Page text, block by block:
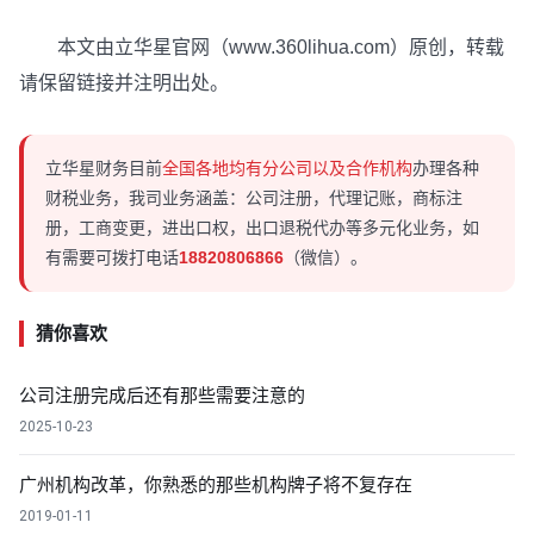
本文由立华星官网（www.360lihua.com）原创，转载
请保留链接并注明出处。
立华星财务目前全国各地均有分公司以及合作机构办理各种
财税业务，我司业务涵盖：公司注册，代理记账，商标注
册，工商变更，进出口权，出口退税代办等多元化业务，如
有需要可拨打电话18820806866 （微信）。
猜你喜欢
公司注册完成后还有那些需要注意的
2025-10-23
广州机构改革，你熟悉的那些机构牌子将不复存在
2019-01-11